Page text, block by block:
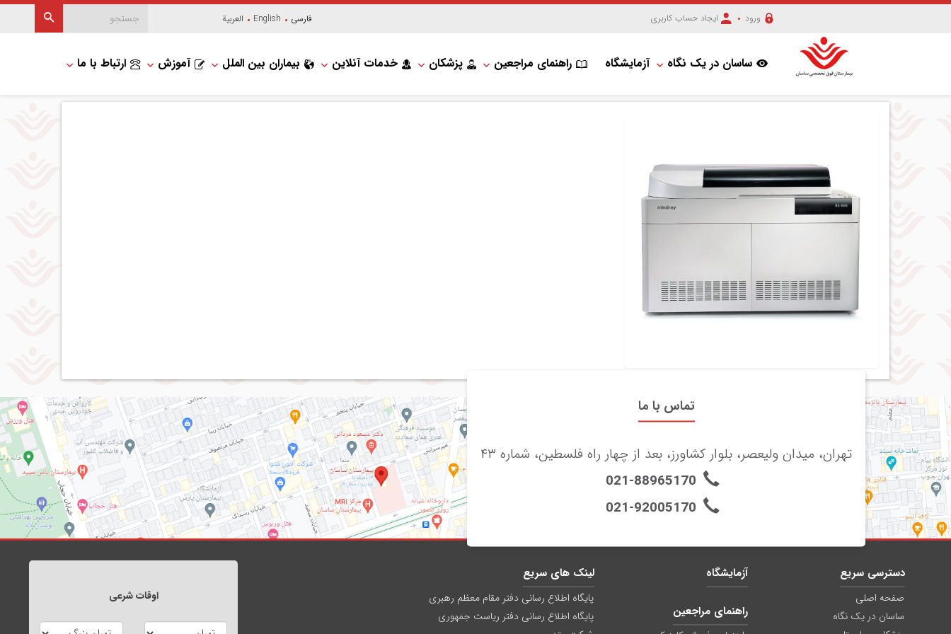
ورود ایجاد حساب کاربری فارسی English العربیة
ساسان در یک نگاه آزمایشگاه راهنمای مراجعین پزشکان خدمات آنلاین بیماران بین الملل آموزش ارتباط با ما
تماس با ما
تهران، میدان ولیعصر، بلوار کشاورز، بعد از چهار راه فلسطین، شماره ۴۳
021-88965170
021-92005170
دسترسی سریع
صفحه اصلی
ساسان در یک نگاه
آزمایشگاه
راهنمای مراجعین
لینک های سریع
پایگاه اطلاع رسانی دفتر مقام معظم رهبری
پایگاه اطلاع رسانی دفتر ریاست جمهوری
اوقات شرعی